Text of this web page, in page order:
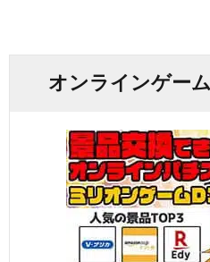
オンラインゲー